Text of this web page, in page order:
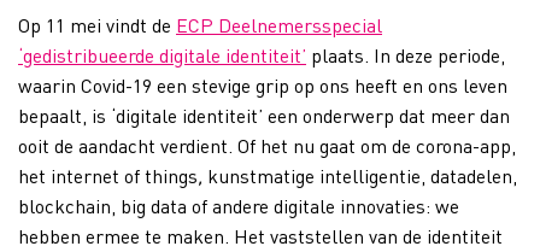
Op 11 mei vindt de ECP Deelnemersspecial
‘gedistribueerde digitale identiteit’ plaats. In deze periode,
waarin Covid-19 een stevige grip op ons heeft en ons leven
bepaalt, is ‘digitale identiteit’ een onderwerp dat meer dan
ooit de aandacht verdient. Of het nu gaat om de corona-app,
het internet of things, kunstmatige intelligentie, datadelen,
blockchain, big data of andere digitale innovaties: we
hebben ermee te maken. Het vaststellen van de identiteit